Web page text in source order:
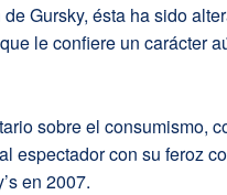
Gursky, ésta ha sido
le confiere un carácter
sobre el consumismo,
espectador con su feroz
en 2007.